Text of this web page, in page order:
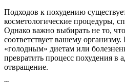
Подходов к похудению
косметологические процедуры,
Однако важно выбирать не то,
соответствует вашему
«голодным» диетам или
превратить процесс похудения в
отвращение.